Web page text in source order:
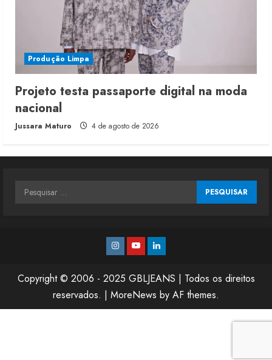
Produção Limpa
Projeto testa passaporte digital na moda
nacional
Jussara Maturo 4 de agosto de 2026
Pesquisar
Instagram
YoutubeLinkedin
Copyright © 2006 - 2025 GBLJEANS | Todos os direitos
reservados. | MoreNews by AF themes.